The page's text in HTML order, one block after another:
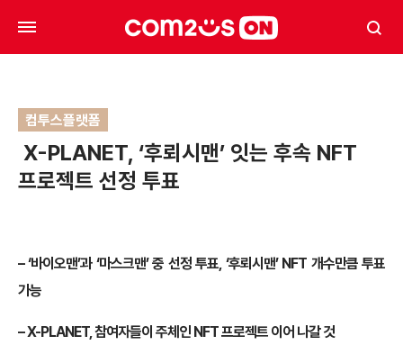
컴투스플랫폼
X-PLANET, ‘후뢰시맨’ 잇는 후속 NFT
프로젝트 선정 투표
– ‘바이오맨’과 ‘마스크맨’ 중 선정 투표, ‘후뢰시맨’ NFT 개수만큼 투표
가능
– X-PLANET, 참여자들이 주체인 NFT 프로젝트 이어 나갈 것